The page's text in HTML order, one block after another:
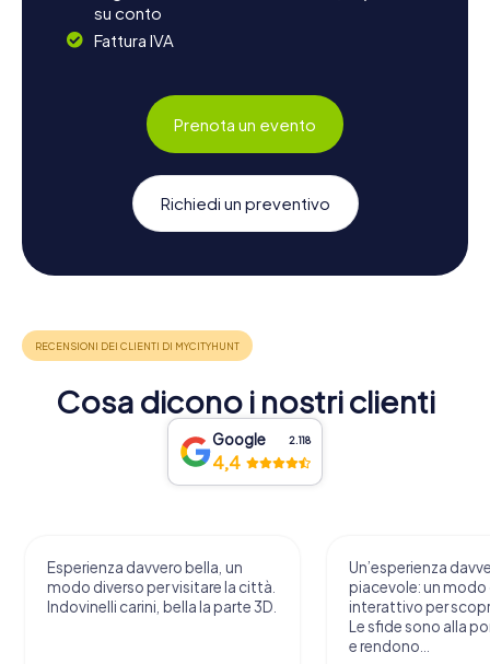
su conto
Fattura IVA
Prenota un evento
Richiedi un preventivo
Cosa dicono i nostri clienti
Google 2.118
4,4
Esperienza davvero bella, un
modo diverso per visitare la città.
Indovinelli carini, bella la parte 3D.
Un’esperienza
piacevole: un modo
interattivo per
Le sfide sono alla
e rendono...